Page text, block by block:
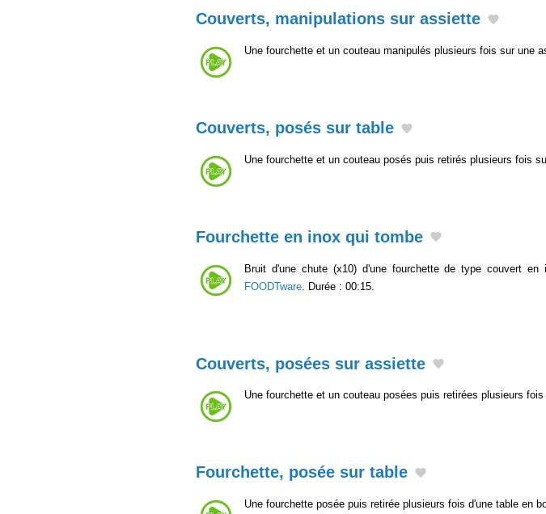
Couverts, manipulations sur assiette
Une fourchette et un couteau manipulés plusieurs fois sur une
Couverts, posés sur table
Une fourchette et un couteau posés puis retirés plusieurs fois
Fourchette en inox qui tombe
Bruit d'une chute (x10) d'une fourchette de type couvert
FOODTware . Durée : 00:15.
Couverts, posées sur assiette
Une fourchette et un couteau posées puis retirées plusieurs
Fourchette, posée sur table
Une fourchette posée puis retirée plusieurs fois d'une table en